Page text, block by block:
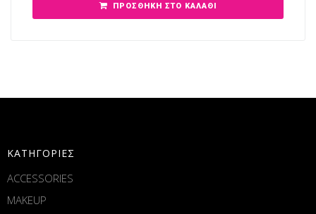
ΠΡΟΣΘΉΚΗ ΣΤΟ ΚΑΛΆΘΙ
ΚΑΤΗΓΟΡΙΕΣ
ACCESSORIES
MAKEUP